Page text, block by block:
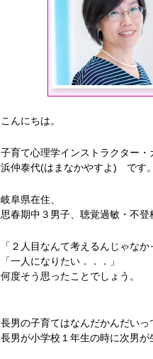
こんにちは。
子育て心理学インストラクター・
浜仲泰代(はまなかやすよ) です。
岐阜県在住、
思春期中３男子、聴覚過敏・不
「２人目なんて考えるんじゃなか
「一人になりたい．．．」
何度そう思ったことでしょう。
長男の子育てはなんだかんだいっ
長男が小学校１年生の時に次男が